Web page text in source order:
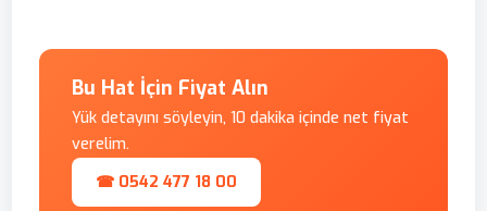
Bu Hat İçin Fiyat Alın
Yük detayını söyleyin, 10 dakika içinde net fiyat
verelim.
☎ 0542 477 18 00